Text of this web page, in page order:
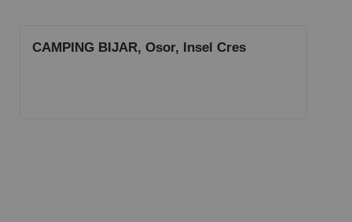
CAMPING BIJAR, Osor, Insel Cres